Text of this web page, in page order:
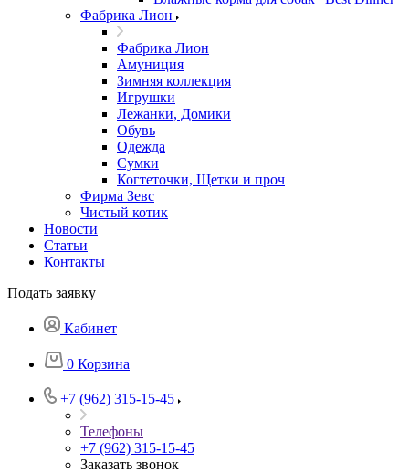
Фабрика Лион
Фабрика Лион
Амуниция
Зимняя коллекция
Игрушки
Лежанки, Домики
Обувь
Одежда
Сумки
Когтеточки, Щетки и проч
Фирма Зевс
Чистый котик
Новости
Статьи
Контакты
Подать заявку
Кабинет
0 Корзина
+7 (962) 315-15-45
Телефоны
+7 (962) 315-15-45
Заказать звонок